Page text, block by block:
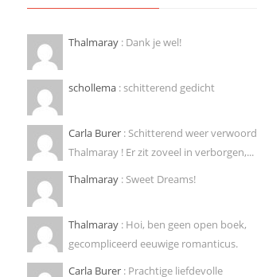
Thalmaray : Dank je wel!
schollema : schitterend gedicht
Carla Burer : Schitterend weer verwoord
Thalmaray ! Er zit zoveel in verborgen,...
Thalmaray : Sweet Dreams!
Thalmaray : Hoi, ben geen open boek,
gecompliceerd eeuwige romanticus.
Carla Burer : Prachtige liefdevolle